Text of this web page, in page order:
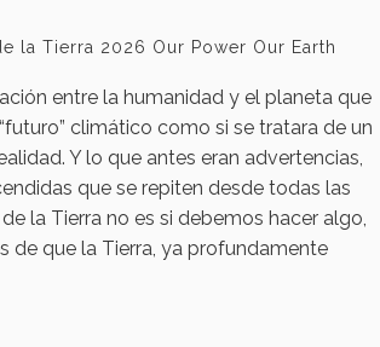
la Tierra 2026 Our Power Our Earth
entre la humanidad y el planeta que
climático como si se tratara de un
Y lo que antes eran advertencias,
que se repiten desde todas las
la Tierra no es si debemos hacer algo,
de que la Tierra, ya profundamente